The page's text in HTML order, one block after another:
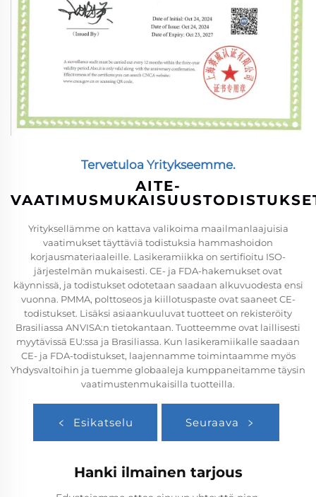
Tervetuloa Yritykseemme.
AITE-
Yrityksellämme on kattava valikoima maailmanlaajuisia
vaatimukset täyttäviä todistuksia hammashoidon
korjausmateriaaleille. Lasikeramiikka on sertifioitu ISO-
järjestelmän mukaisesti. CE- ja FDA-hakemukset ovat
käynnissä, ja todistukset odotetaan saadaan alkuvuodesta ensi
vuonna. PMMA, polttoseos ja kiillotuspaste ovat saaneet CE-
todistukset. Lisäksi asiaankuuluvat tuotteet on rekisteröity
Brasiliassa ANVISA:n tietokantaan. Tuotteemme ovat laillisesti
myytävissä EU:ssa ja Brasiliassa. Kun lasikeramiikalle saadaan
CE- ja FDA-todistukset, laajennamme toimintaamme myös
Yhdysvaltoihin ja tuemme globaaleja kumppaneitamme täysin
vaatimustenmukaisilla tuotteilla.
Esikatselu Seuraava
Hanki ilmainen tarjous